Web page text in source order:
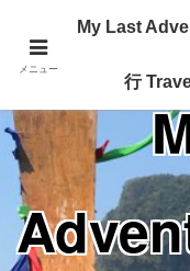
Traveling
メニュー
My Last
行